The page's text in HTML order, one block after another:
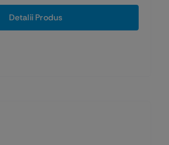
1,33 lei
până
Detalii Produs